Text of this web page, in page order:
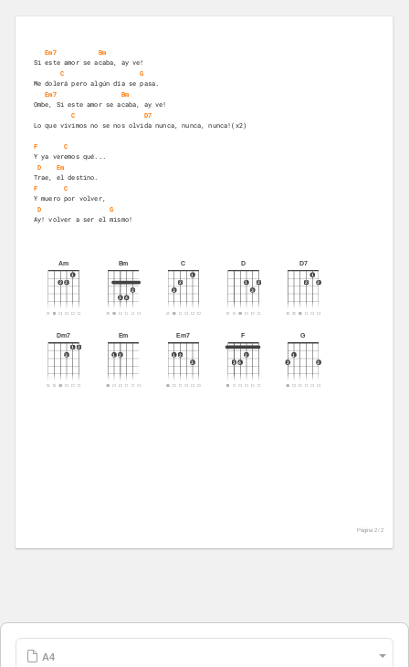
Em7
Bm
Si este amor se acaba, ay ve!
C
G
Me dolerá pero algún día se pasa.
Em7
Bm
Ombe, Si este amor se acaba, ay ve!
C
D7
Lo que vivimos no se nos olvida nunca, nunca, nunca!(x2)
F C
Y ya veremos qué...
D
Em
Trae, el destino.
F
C
Y muero por volver,
D
G
Ay! volver a ser el mismo!
Am
1
2
3
Bm
2
3 4
C
1
2
3
D
1
2
3
D7
1
2
3
Dm7
1
2
3
Em
1 2
Em7
1
2
3
F
2
3
4
G
1
2
3
Página 2 /2